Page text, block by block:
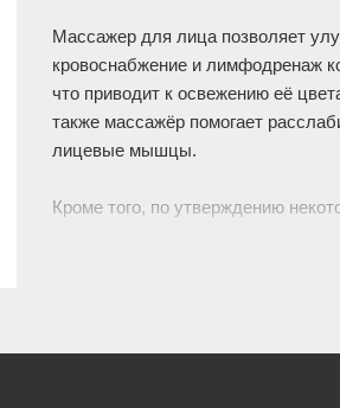
Массажер для лица позволяет
кровоснабжение и лимфодренаж
что приводит к освежению её
также массажёр помогает
лицевые мышцы.
Кроме того, по утверждению
исключительно по массажным